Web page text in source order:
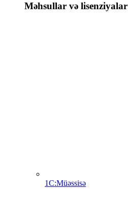
Məhsullar və lisenziyalar
1C:Müəssisə